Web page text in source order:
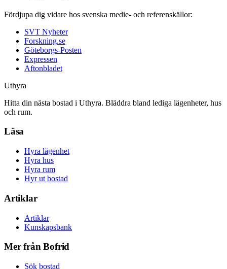
Fördjupa dig vidare hos svenska medie- och referenskällor:
SVT Nyheter
Forskning.se
Göteborgs-Posten
Expressen
Aftonbladet
Uthyra
Hitta din nästa bostad i Uthyra. Bläddra bland lediga lägenheter, hus
och rum.
Läsa
Hyra lägenhet
Hyra hus
Hyra rum
Hyr ut bostad
Artiklar
Artiklar
Kunskapsbank
Mer från Bofrid
Sök bostad